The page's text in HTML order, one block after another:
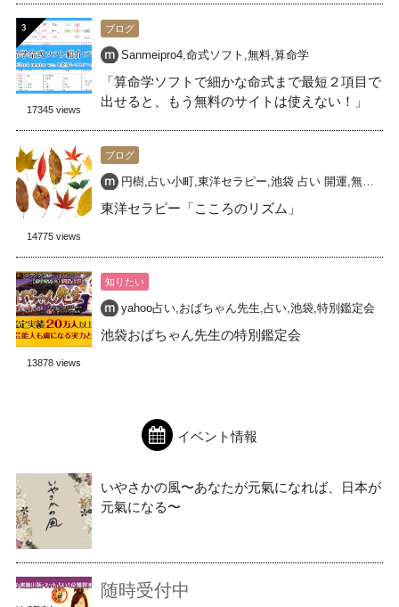
17345 views
ブログ
Sanmeipro4, 命式ソフト 無料, 算命学
「算命学ソフトで細かな命式まで最短２項目で
出せると、もう無料のサイトは使えない！」
14775 views
ブログ
円樹, 占い小町, 東洋セラピー 池袋 占い 開運 無料占い
東洋セラピー「こころのリズム」
13878 views
知りたい
yahoo占い, おばちゃん先生 占い, 池袋, 特別鑑定会
池袋おばちゃん先生の特別鑑定会
イベント情報
いやさかの風〜あなたが元氣になれば、日本が
元氣になる〜
随時受付中